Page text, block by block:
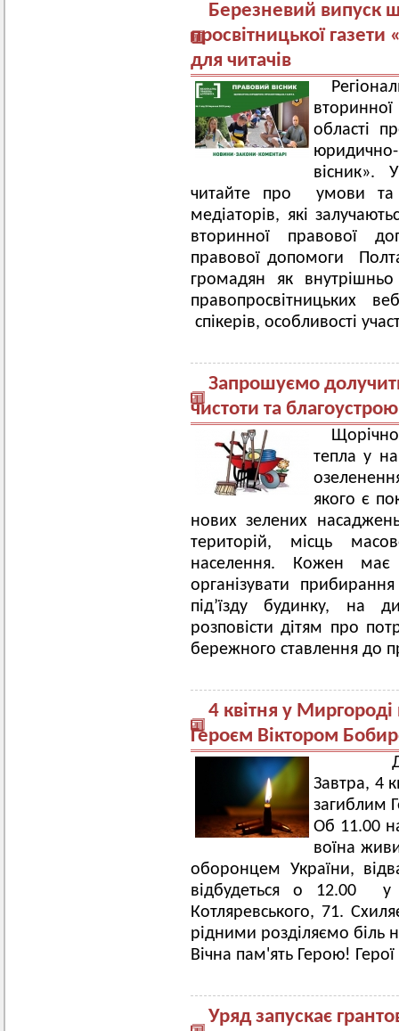
Березневий випуск
просвітницької
для читачів
області
вісник».
читайте про умови та
медіаторів, які
вторинної правової
правової допомоги
громадян як
правопросвітницьких
спікерів, особливості
Запрошуємо
чистоти та
тепла у
якого є
нових зелених
територій, місць
населення. Кожен
організувати
під’їзду будинку, на
розповісти дітям про
бережного ставлення до
4 квітня у
Героєм Віктором
Завтра, 4
загиблим
Об 11.00
воїна
оборонцем України,
відбудеться о 12.00
Котляревського, 71.
рідними розділяємо біль
Вічна пам'ять Герою!
Уряд запускає